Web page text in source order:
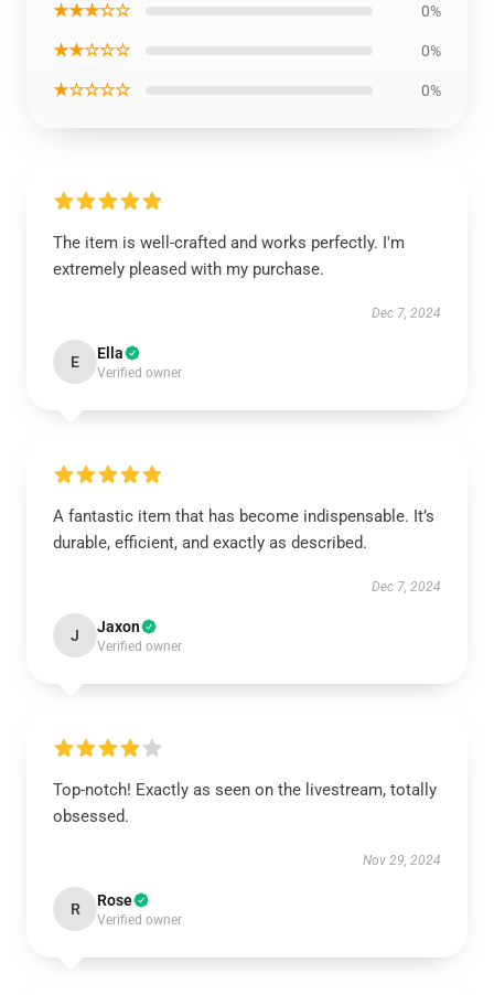
★★★☆☆ 0%
★★☆☆☆ 0%
★☆☆☆☆ 0%
The item is well-crafted and works perfectly. I'm
extremely pleased with my purchase.
Dec 7, 2024
E Ella
Verified owner
A fantastic item that has become indispensable. It’s
durable, efficient, and exactly as described.
Dec 7, 2024
J Jaxon
Verified owner
Top-notch! Exactly as seen on the livestream, totally
obsessed.
Nov 29, 2024
R Rose
Verified owner